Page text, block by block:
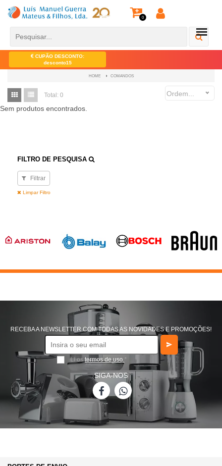
0
CUPÃO DESCONTO:
desconto15
HOME COMANDOS
FILTRO DE PESQUISA
Filtrar
Limpar Filtro
Total: 0
Ordem...
Sem produtos encontrados.
RECEBA A NEWSLETTER COM TODAS AS NOVIDADES E PROMOÇÕES!
Li ostermos de uso *
SIGA-NOS